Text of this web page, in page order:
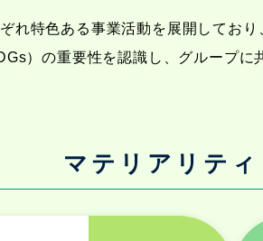
れ特色ある事業活動を展開しており
）の重要性を認識し、グループ
マテリアリティ